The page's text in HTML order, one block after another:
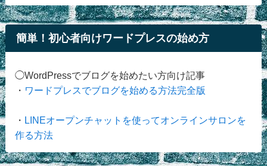
簡単！初心者向けワードプレスの始め方
◯WordPressでブログを始めたい方向け記事
・ ワードプレスでブログを始める方法完全版
・ LINEオープンチャットを使ってオンラインサロンを
作る方法